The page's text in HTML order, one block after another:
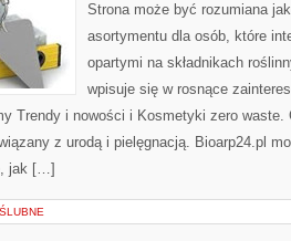
Strona może być rozumiana
asortymentu dla osób, które
opartymi na składnikach
wpisuje się w rosnące
Trendy i nowości i Kosmetyki zero waste.
z urodą i pielęgnacją. Bioarp24.pl
jak […]